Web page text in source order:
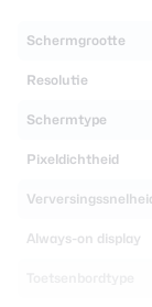
Schermgrootte
Resolutie
Schermtype
Pixeldichtheid
Always-on display